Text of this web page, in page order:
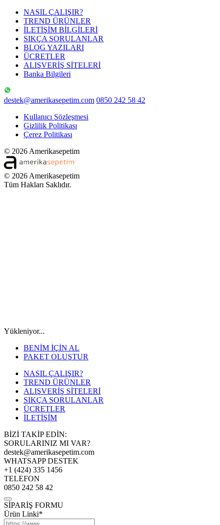
NASIL ÇALIŞIR?
TREND ÜRÜNLER
İLETİŞİM BİLGİLERİ
SIKÇA SORULANLAR
BLOG YAZILARI
ÜCRETLER
ALIŞVERİŞ SİTELERİ
Banka Bilgileri
destek@amerikasepetim.com 0850 242 58 42
Kullanıcı Sözleşmesi
Gizlilik Politikası
Çerez Politikası
© 2026 Amerikasepetim
© 2026 Amerikasepetim
Tüm Hakları Saklıdır.
Yükleniyor...
BENİM İÇİN AL
PAKET OLUŞTUR
NASIL ÇALIŞIR?
TREND ÜRÜNLER
ALIŞVERİŞ SİTELERİ
SIKÇA SORULANLAR
ÜCRETLER
İLETİŞİM
BİZİ TAKİP EDİN:
SORULARINIZ MI VAR?
destek@amerikasepetim.com
WHATSAPP DESTEK
+1 (424) 335 1456
TELEFON
0850 242 58 42
SİPARİŞ FORMU
Ürün Linki*